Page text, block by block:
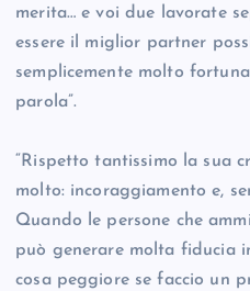
merita… e voi due lavorate
essere il miglior partner
semplicemente molto
parola”.
“Rispetto tantissimo la sua
molto: incoraggiamento e,
Quando le persone che
può generare molta fiducia
cosa peggiore se faccio un